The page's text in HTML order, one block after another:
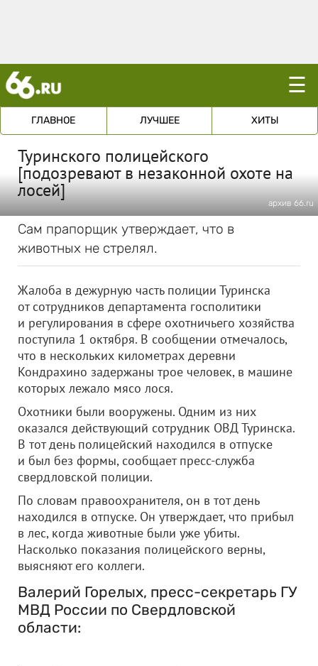
☰
ГЛАВНОЕ ЛУЧШЕЕ ХИТЫ
Туринского полицейского
[подозревают в незаконной охоте на
лосей]
архив 66.ru
Сам прапорщик утверждает, что в
животных не стрелял.
Жалоба в дежурную часть полиции Туринска
от сотрудников департамента госполитики
и регулирования в сфере охотничьего хозяйства
поступила 1 октября. В сообщении отмечалось,
что в нескольких километрах деревни
Кондрахино задержаны трое человек, в машине
которых лежало мясо лося.
Охотники были вооружены. Одним из них
оказался действующий сотрудник ОВД Туринска.
В тот день полицейский находился в отпуске
и был без формы, сообщает пресс-служба
свердловской полиции.
По словам правоохранителя, он в тот день
находился в отпуске. Он утверждает, что прибыл
в лес, когда животные были уже убиты.
Насколько показания полицейского верны,
выясняют его коллеги.
Валерий Горелых, пресс-секретарь ГУ
МВД России по Свердловской
области: